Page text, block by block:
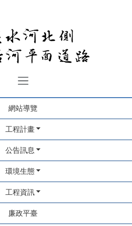
網站導覽
工程計畫
公告訊息
環境生態
工程資訊
廉政平臺